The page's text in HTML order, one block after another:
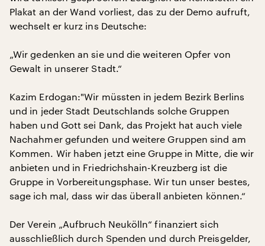
Plakat an der Wand vorliest, das zu der Demo aufruft,
wechselt er kurz ins Deutsche:
„Wir gedenken an sie und die weiteren Opfer von
Gewalt in unserer Stadt.“
Kazim Erdogan:"Wir müssten in jedem Bezirk Berlins
und in jeder Stadt Deutschlands solche Gruppen
haben und Gott sei Dank, das Projekt hat auch viele
Nachahmer gefunden und weitere Gruppen sind am
Kommen. Wir haben jetzt eine Gruppe in Mitte, die wir
anbieten und in Friedrichshain-Kreuzberg ist die
Gruppe in Vorbereitungsphase. Wir tun unser bestes,
sage ich mal, dass wir das überall anbieten können.“
Der Verein „Aufbruch Neukölln“ finanziert sich
ausschließlich durch Spenden und durch Preisgelder,